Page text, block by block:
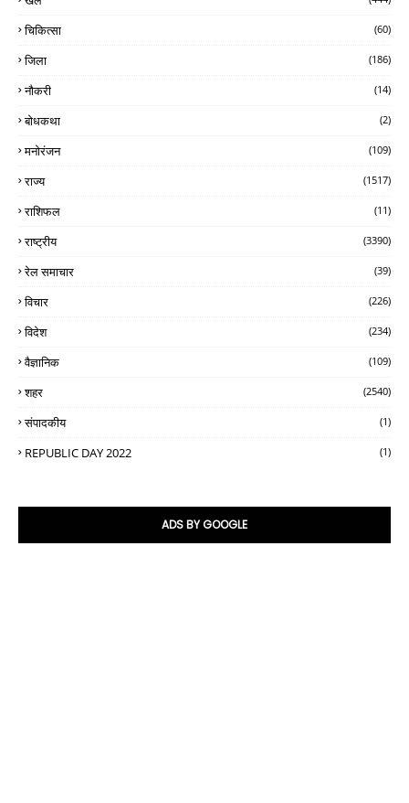
चिकित्सा (60)
जिला (186)
नौकरी (14)
बोधकथा (2)
मनोरंजन (109)
राज्य (1517)
राशिफल (11)
राष्ट्रीय (3390)
रेल समाचार (39)
विचार (226)
विदेश (234)
वैज्ञानिक (109)
शहर (2540)
संपादकीय (1)
REPUBLIC DAY 2022 (1)
ADS BY GOOGLE